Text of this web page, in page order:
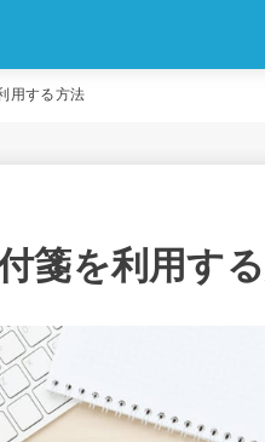
用する方法
箋を利用す